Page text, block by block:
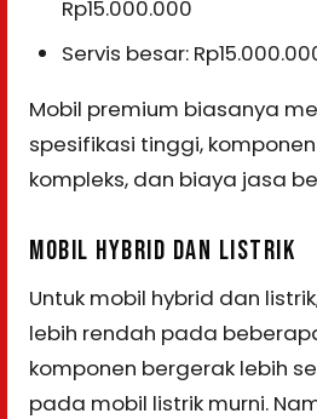
Rp15.000.000
Servis besar:
Mobil premium biasanya
spesifikasi tinggi,
kompleks, dan biaya jasa
MOBIL HYBRID DAN LISTRIK
Untuk mobil hybrid dan
lebih rendah pada
komponen bergerak lebih
pada mobil listrik murni.